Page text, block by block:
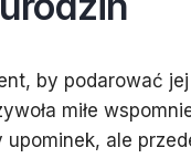
by podarować
miłe
upominek, ale